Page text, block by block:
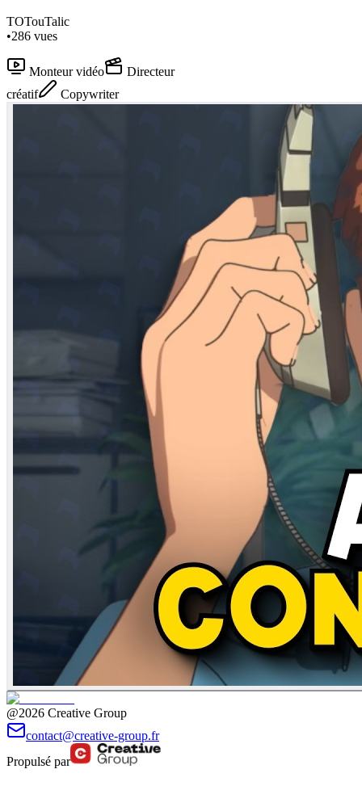
TOTouTalic
•286 vues
Monteur vidéo
Directeur
créatif
Copywriter
@2026 Creative Group
contact@creative-group.fr
Propulsé par